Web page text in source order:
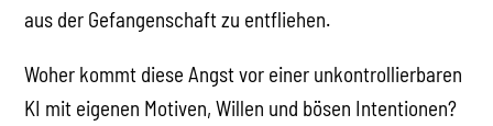
aus der Gefangenschaft zu entfliehen.
Woher kommt diese Angst vor einer unkontrollierbaren
KI mit eigenen Motiven, Willen und bösen Intentionen?